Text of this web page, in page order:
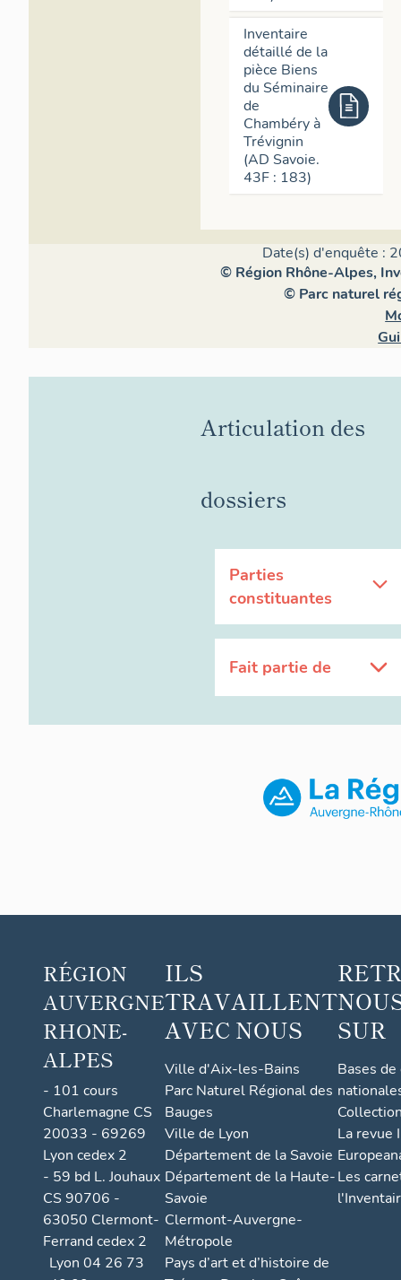
Inventaire
détaillé de la
pièce Biens
du Séminaire
de
Chambéry à
Trévignin
(AD Savoie.
43F : 183)
Date(s) d'enquête :
© Région Rhône-Alpes,
© Parc naturel
Articulation des
dossiers
Parties
constituantes
Fait partie de
RÉGION
AUVERGNE
RHONE-
ALPES
- 101 cours
Charlemagne CS
20033 - 69269
Lyon cedex 2
- 59 bd L. Jouhaux
CS 90706 -
63050 Clermont-
Ferrand cedex 2
Lyon 04 26 73
ILS
TRAVAILLENT
AVEC NOUS
Ville d'Aix-les-Bains
Parc Naturel Régional des
Bauges
Ville de Lyon
Département de la Savoie
Département de la Haute-
Savoie
Clermont-Auvergne-
Métropole
Pays d’art et d’histoire de
SUR
Bases
La revue
Les